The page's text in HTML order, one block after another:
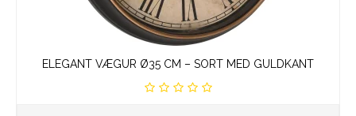
ELEGANT VÆGUR Ø35 CM – SORT MED GULDKANT